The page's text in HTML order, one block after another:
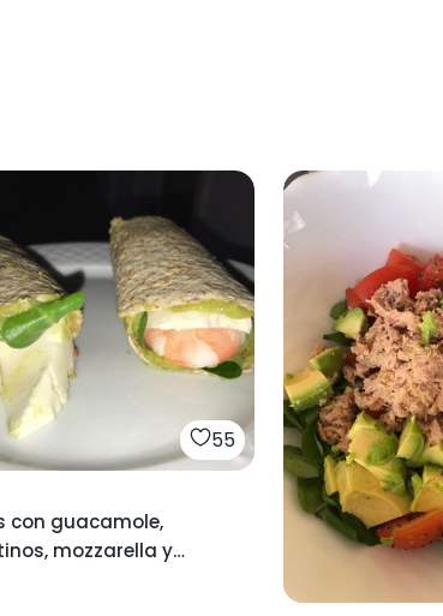
55
con guacamole,
mozzarella y